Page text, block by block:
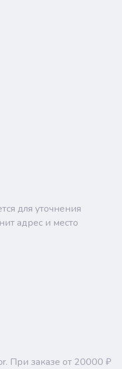
для уточнения
адрес и место
При заказе от 20000 ₽